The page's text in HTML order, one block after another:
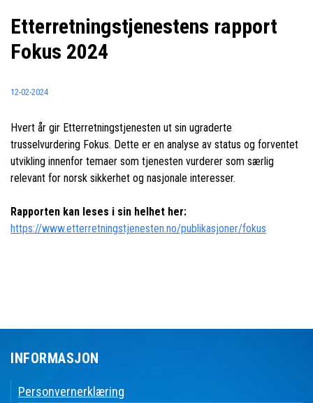
Etterretningstjenestens rapport
Fokus 2024
12-02-2024
Hvert år gir Etterretningstjenesten ut sin ugraderte
trusselvurdering Fokus. Dette er en analyse av status og forventet
utvikling innenfor temaer som tjenesten vurderer som særlig
relevant for norsk sikkerhet og nasjonale interesser.
Rapporten kan leses i sin helhet her:
https://www.etterretningstjenesten.no/publikasjoner/fokus
INFORMASJON
Personvernerklæring